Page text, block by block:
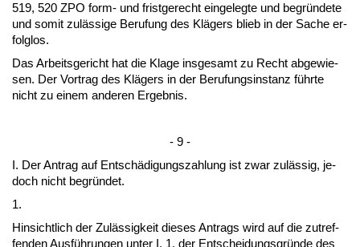
519, 520 ZPO form- und frist­ge­recht ein­ge­leg­te und be­gründe­te
und so­mit zulässi­ge Be­ru­fung des Klägers blieb in der Sa­che er­
folg­los.
Das Ar­beits­ge­richt hat die Kla­ge ins­ge­samt zu Recht ab­ge­wie­
sen. Der Vor­trag des Klägers in der Be­ru­fungs­in­stanz führ­te
nicht zu ei­nem an­de­ren Er­geb­nis.
- 9 -
I. Der An­trag auf Entschädi­gungs­zah­lung ist zwar zulässig, je­
doch nicht be­gründet.
1.
Hin­sicht­lich der Zulässig­keit die­ses An­trags wird auf die zu­tref­
fen­den Ausführun­gen un­ter I. 1. der Ent­schei­dungs­gründe des